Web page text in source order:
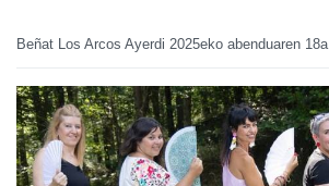
Beñat Los Arcos Ayerdi 2025eko abenduaren 18a